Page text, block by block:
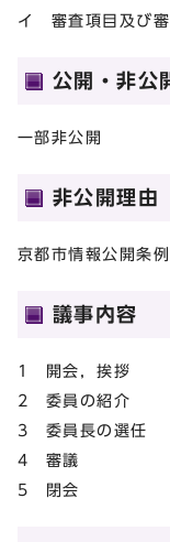
イ 審査項目及び審
公開・非公
一部非公開
非公開理由
京都市情報公開条
議事内容
1 開会，挨拶
2 委員の紹介
3 委員長の選任
4 審議
5 閉会